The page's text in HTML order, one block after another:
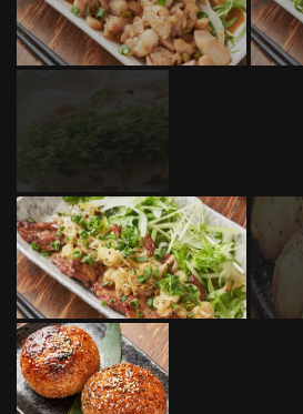
写真 | 海鮮・串揚げ 居酒屋 ちゃ
東京都中央区日本橋３-2-3 第一山本ビル1
閉じる